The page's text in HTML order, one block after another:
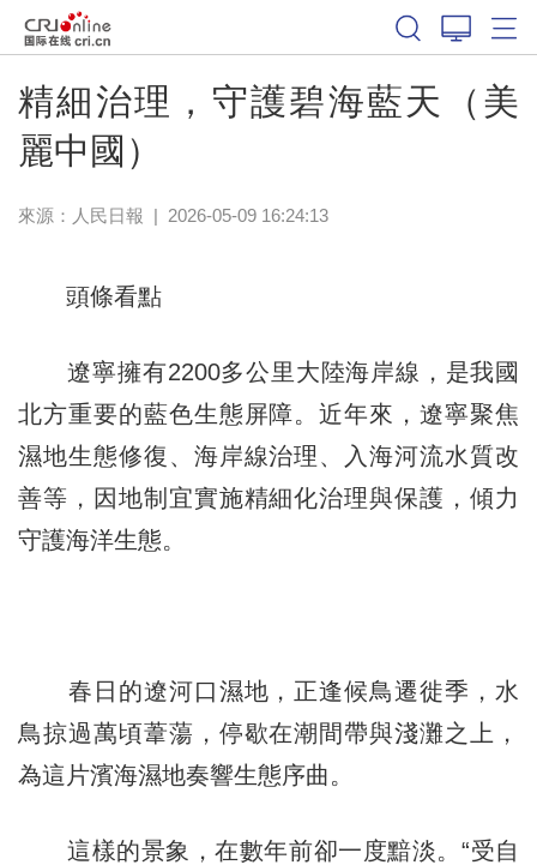
精細治理，守護碧海藍天（美
麗中國）
來源： 人民日報 | 2026-05-09 16:24:13
頭條看點
遼寧擁有2200多公里大陸海岸線，是我國
北方重要的藍色生態屏障。近年來，遼寧聚焦
濕地生態修復、海岸線治理、入海河流水質改
善等，因地制宜實施精細化治理與保護，傾力
守護海洋生態。
春日的遼河口濕地，正逢候鳥遷徙季，水
鳥掠過萬頃葦蕩，停歇在潮間帶與淺灘之上，
為這片濱海濕地奏響生態序曲。
這樣的景象，在數年前卻一度黯淡。“受自